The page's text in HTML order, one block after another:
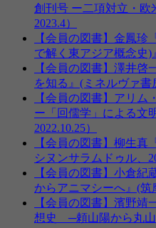
創刊号 ー二項対立・欧
2023.4）
【会員の図書】金鳳
で解く東アジア概念史)
【会員の図書】澤井
を知る』(ミネルヴァ書
【会員の図書】アリム
ー「回儒学」による文
2022.10.25）
【会員の図書】柳生真
シヌンサラムドゥル、
【会員の図書】小倉紀
からアニマシーへ』(筑
【会員の図書】濱野靖
想史 ─頼山陽から丸山